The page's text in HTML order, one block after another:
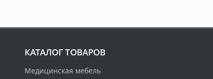
КАТАЛОГ ТОВАРОВ
Медицинская мебель